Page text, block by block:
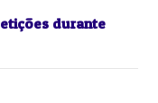
durante